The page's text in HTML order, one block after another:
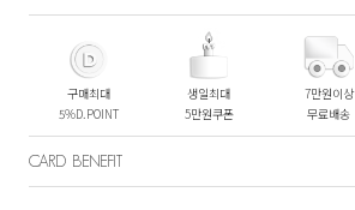
구매최대
5%D.POINT
생일최대
5만원쿠폰
7만원이상
무료배송
CARD BENEFIT